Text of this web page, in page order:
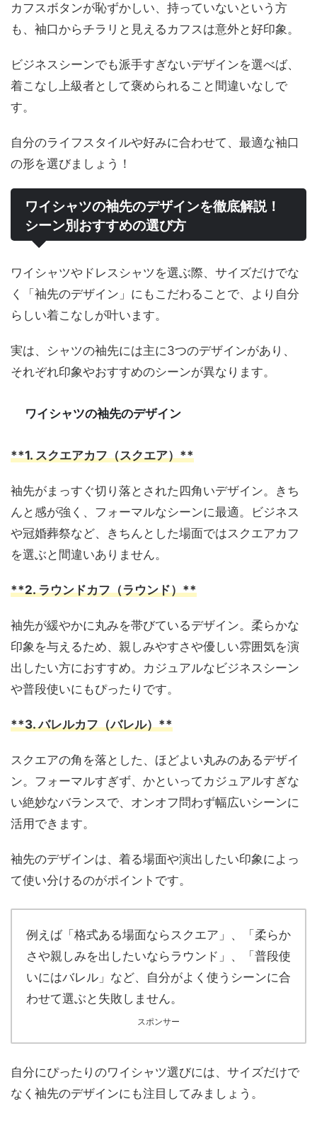
カフスボタンが恥ずかしい、持っていないという方
も、袖口からチラリと見えるカフスは意外と好印象。
ビジネスシーンでも派手すぎないデザインを選べば、
着こなし上級者として褒められること間違いなしで
す。
自分のライフスタイルや好みに合わせて、最適な袖口
の形を選びましょう！
ワイシャツの袖先のデザインを徹底解説！
シーン別おすすめの選び方
ワイシャツやドレスシャツを選ぶ際、サイズだけでな
く「袖先のデザイン」にもこだわることで、より自分
らしい着こなしが叶います。
実は、シャツの袖先には主に3つのデザインがあり、
それぞれ印象やおすすめのシーンが異なります。
ワイシャツの袖先のデザイン
**1. スクエアカフ（スクエア）**
袖先がまっすぐ切り落とされた四角いデザイン。きち
んと感が強く、フォーマルなシーンに最適。ビジネス
や冠婚葬祭など、きちんとした場面ではスクエアカフ
を選ぶと間違いありません。
**2. ラウンドカフ（ラウンド）**
袖先が緩やかに丸みを帯びているデザイン。柔らかな
印象を与えるため、親しみやすさや優しい雰囲気を演
出したい方におすすめ。カジュアルなビジネスシーン
や普段使いにもぴったりです。
**3. バレルカフ（バレル）**
スクエアの角を落とした、ほどよい丸みのあるデザイ
ン。フォーマルすぎず、かといってカジュアルすぎな
い絶妙なバランスで、オンオフ問わず幅広いシーンに
活用できます。
袖先のデザインは、着る場面や演出したい印象によっ
て使い分けるのがポイントです。
例えば「格式ある場面ならスクエア」、「柔らか
さや親しみを出したいならラウンド」、「普段使
いにはバレル」など、自分がよく使うシーンに合
わせて選ぶと失敗しません。
スポンサー
自分にぴったりのワイシャツ選びには、サイズだけで
なく袖先のデザインにも注目してみましょう。